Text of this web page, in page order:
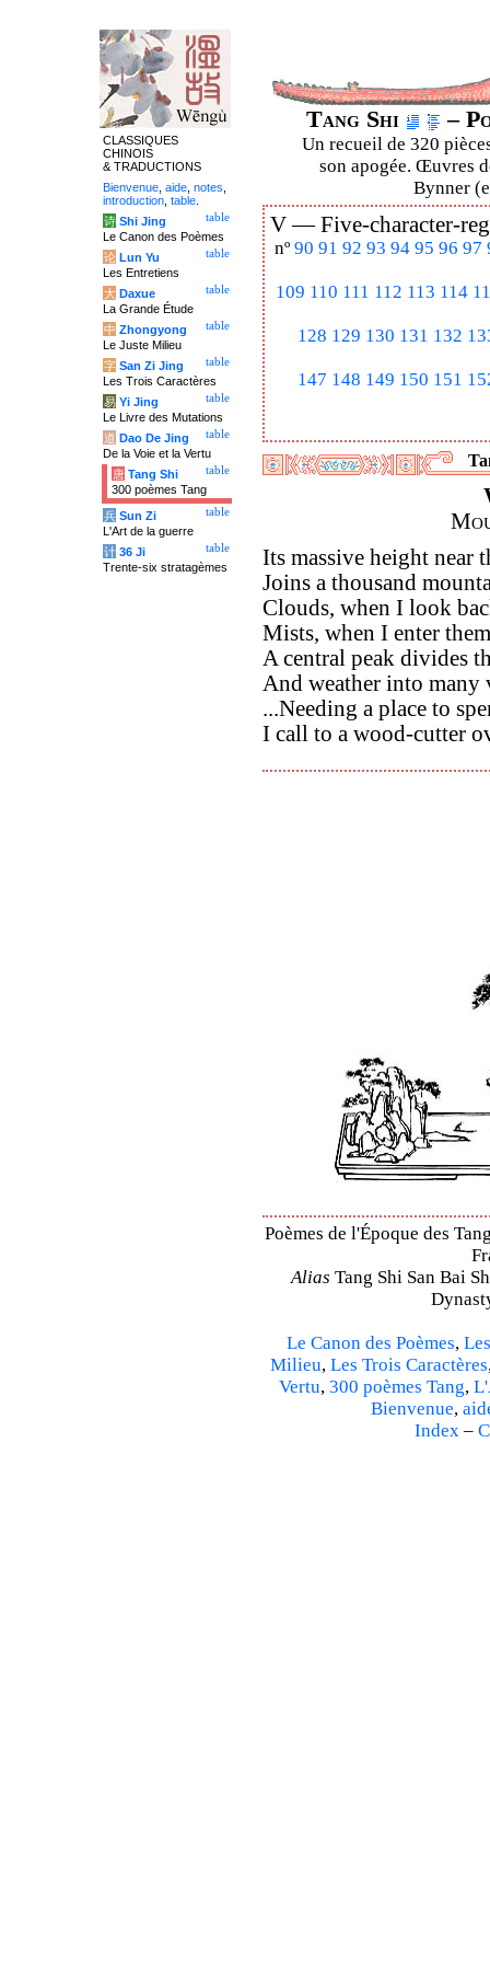
Tang Shi –
Un recueil de 320
son apogée. Œuvres
Bynner
V —Five-character-
nº 90 91 92 93 94 95 96 97
109 110 111 112 113 114
128 129 130 131 132
147 148 149 150 151
Its massive height near
Joins a thousand
Clouds, when I look
Mists, when I enter
A central peak divides
And weather into many
...Needing a place to
I call to a wood-cutter
Poèmes de l'Époque des
Alias Tang Shi San Bai
Le Canon des Poèmes,
Milieu, Les Trois Caractères
Vertu, 300 poèmes Tang,
Bienvenue,
Index–
CLASSIQUES
CHINOIS
& TRADUCTIONS
Bienvenue aide notes
introduction table
table
诗 Shi Jing
Le Canon des Poèmes
table
论 Lun Yu
Les Entretiens
table
大 Daxue
La Grande Étude
table
中 Zhongyong
Le Juste Milieu
table
字 San Zi Jing
Les Trois Caractères
table
易 Yi Jing
Le Livre des Mutations
table
道 Dao De Jing
De la Voie et la Vertu
table
唐 Tang Shi
300 poèmes Tang
table
兵 Sun Zi
L'Art de la guerre
table
计 36 Ji
Trente-six stratagèmes